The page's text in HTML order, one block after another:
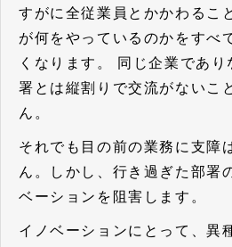
すがに全従業員とかかわるこ
が何をやっているのかをすべ
くなります。 同じ企業であ
署とは縦割りで交流がないこ
ん。
それでも目の前の業務に支障
ん。しかし、行き過ぎた部署
ベーションを阻害します。
イノベーションにとって、異